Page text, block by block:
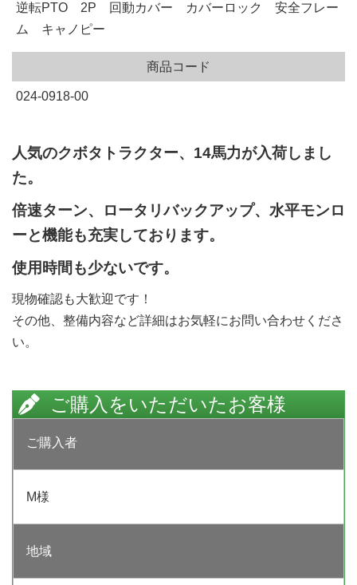
逆転PTO 2P 回動カバー カバーロック 安全フレー
ム キャノピー
商品コード
024-0918-00
人気のクボタトラクター、14馬力が入荷しまし
た。
倍速ターン、ロータリバックアップ、水平モンロ
ーと機能も充実しております。
使用時間も少ないです。
現物確認も大歓迎です！
その他、整備内容など詳細はお気軽にお問い合わせくださ
い。
ご購入をいただいたお客様
ご購入者
M様
地域